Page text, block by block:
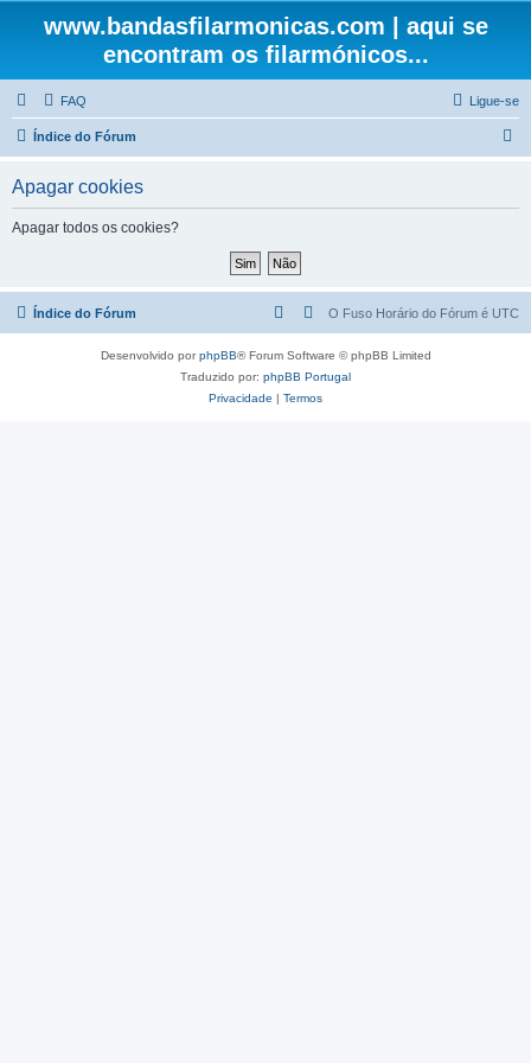
www.bandasfilarmonicas.com | aqui se
encontram os filarmónicos...
FAQ Ligue-se
Índice do Fórum
a
Apagar cookies
Apagar todos os cookies?
Índice do Fórum O Fuso Horário do Fórum é UTC
Desenvolvido porphpBB® Forum Software © phpBB Limited
Traduzido por: phpBB Portugal
Privacidade | Termos